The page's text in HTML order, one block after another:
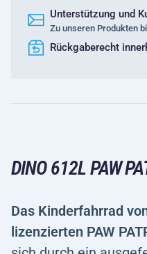
Unterstützung und
Zu unseren Produkten
Rückgaberecht
DINO 612L PAW
Das Kinderfahrrad
lizenzierten PAW